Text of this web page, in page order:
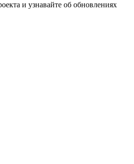
и узнавайте об обновлениях